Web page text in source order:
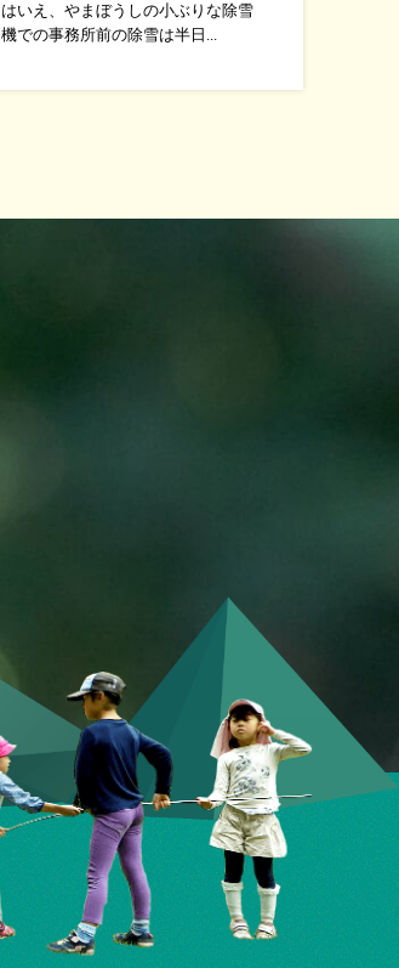
はいえ、やまぼうしの小ぶりな除雪
機での事務所前の除雪は半日...